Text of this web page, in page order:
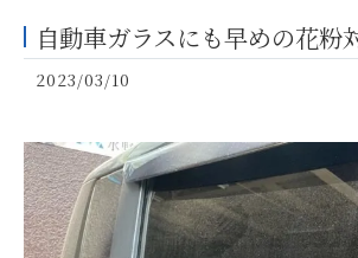
自動車ガラスにも早めの花粉
2023/03/10